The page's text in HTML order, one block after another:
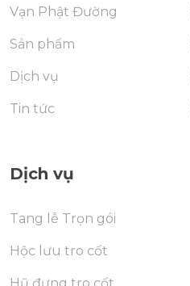
Vạn Phật Đường
Sản phẩm
Dịch vụ
Tin tức
Dịch vụ
Tang lễ Trọn gói
Hộc lưu tro cốt